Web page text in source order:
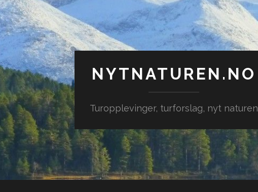
NYTNATUREN.NO
Turopplevinger, turforslag, nyt naturen